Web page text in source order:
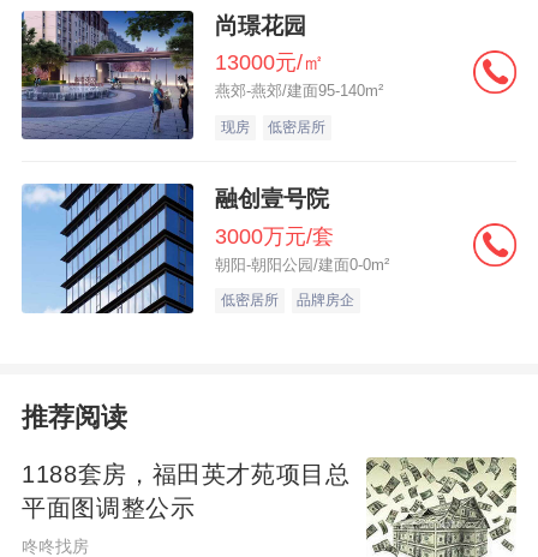
地，也就是没有缴纳出让金。而商品房是完
全产权，即完全的房屋所有权和完全的土地
使用权，土地性质是出让，也就是缴纳了土
地出让金。所以，安置房在以后再次交易
目前安置房交易并没有要求这样，但法律规
定是要缴纳的，所以，一但政府出台政策，
那就很可能要交。 区别三：安置房交易时间
方面的规定，只要是您买到的已经办理过登
记的现房，就可以上市交易。不过，商品期
房，法律上是不允许转售的。 区别四：安置
房是否可以交易取决于开发商时候对安置房
尚璟花园
13000元/㎡
燕郊-燕郊/建面95-140m²
现房 低密居所
融创壹号院
3000万元/套
朝阳-朝阳公园/建面0-0m²
低密居所 品牌房企
推荐阅读
1188套房，福田英才苑项目总
平面图调整公示
咚咚找房